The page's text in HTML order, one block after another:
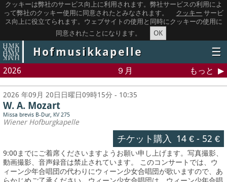
クッキーは弊社のサービス向上に利用されます。弊社サービスの利用によ
って弊社のクッキー使用に同意されたとみなされます。
クッキー サービ
ス向上に役立てられます。ウェブサイトの使用と同時にクッキーの使用に
同意されたことになります。
OK
Hofmusikkapelle ☰
2026 ９月 もっと
2026 年09月 20日日曜日09時15分 - 10:35
W. A. Mozart
Missa brevis B-Dur, KV 275
Wiener Hofburgkapelle
チケット購入 14 €- 52 €
9:00までにご着席くださいますようお願い申し上げます。写真撮影、
動画撮影、音声録音は禁止されています。 このコンサートでは、ウ
ィーン少年合唱団の代わりにウィーン少女合唱団が歌いますので、あ